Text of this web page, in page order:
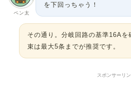
ペン太
を下回っちゃう！
その通り。分岐回路の基準16Aを
束は最大5条までが推奨です。
スポンサーリン